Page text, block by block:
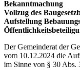
Bekanntmachung
Vollzug des
Aufstellung
Der Gemeinderat der
vom 10.12.2024 die
im Sinne von § 30 Abs.